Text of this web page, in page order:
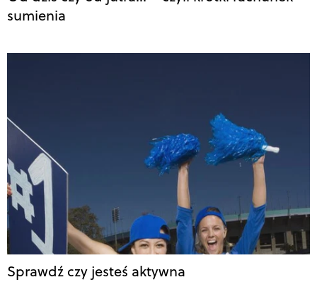
sumienia
Sprawdź czy jesteś aktywna